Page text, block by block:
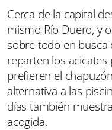
Cerca de la capital
mismo Río Duero, y
sobre todo en busca
reparten los
prefieren el
alternativa a las
días también
acogida.